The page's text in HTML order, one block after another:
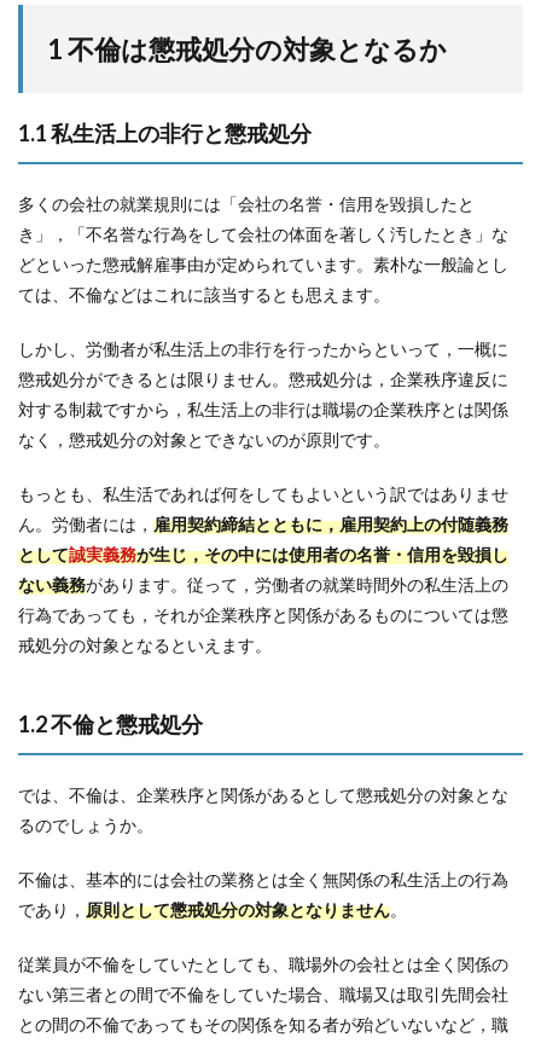
1 不倫は懲戒処分の対象となるか
1.1 私生活上の非行と懲戒処分
多くの会社の就業規則には「会社の名誉・信用を毀損したと
き」，「不名誉な行為をして会社の体面を著しく汚したとき」な
どといった懲戒解雇事由が定められています。素朴な一般論とし
ては、不倫などはこれに該当するとも思えます。
しかし、労働者が私生活上の非行を行ったからといって，一概に
懲戒処分ができるとは限りません。懲戒処分は，企業秩序違反に
対する制裁ですから，私生活上の非行は職場の企業秩序とは関係
なく，懲戒処分の対象とできないのが原則です。
もっとも、私生活であれば何をしてもよいという訳ではありませ
ん。労働者には， 雇用契約締結とともに，雇用契約上の付随義務
として誠実義務が生じ，その中には使用者の名誉・信用を毀損し
ない義務があります。従って，労働者の就業時間外の私生活上の
行為であっても，それが企業秩序と関係があるものについては懲
戒処分の対象となるといえます。
1.2 不倫と懲戒処分
では、不倫は、企業秩序と関係があるとして懲戒処分の対象とな
るのでしょうか。
不倫は、基本的には会社の業務とは全く無関係の私生活上の行為
であり， 原則として懲戒処分の対象となりません。
従業員が不倫をしていたとしても、職場外の会社とは全く関係の
ない第三者との間で不倫をしていた場合、職場又は取引先間会社
との間の不倫であってもその関係を知る者が殆どいないなど，職